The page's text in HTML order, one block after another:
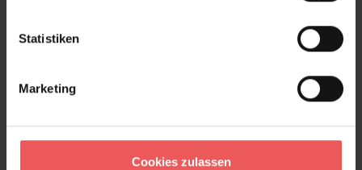
Statistiken
Marketing
Cookies zulassen